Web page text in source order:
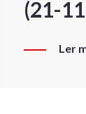
(21-
Ler